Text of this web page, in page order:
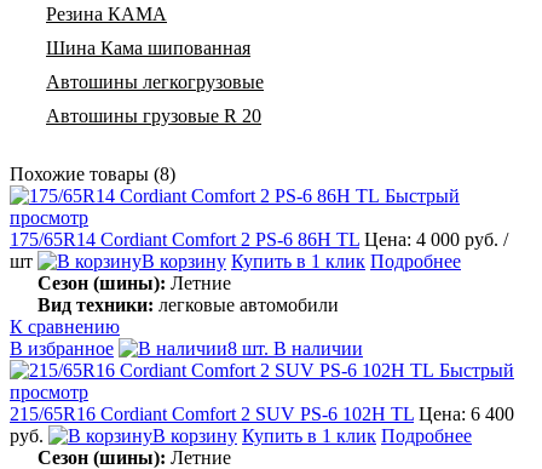
Резина КАМА
Шина Кама шипованная
Автошины легкогрузовые
Автошины грузовые R 20
Похожие товары (8)
Быстрый
просмотр
175/65R14 Cordiant Comfort 2 PS-6 86H TL Цена: 4 000 руб. /
шт
В корзину Купить в 1 клик Подробнее
Сезон (шины): Летние
Вид техники: легковые автомобили
К сравнению
В избранное
8 шт. В наличии
Быстрый
просмотр
215/65R16 Cordiant Comfort 2 SUV PS-6 102H TL Цена: 6 400
руб.
В корзину Купить в 1 клик Подробнее
Сезон (шины): Летние